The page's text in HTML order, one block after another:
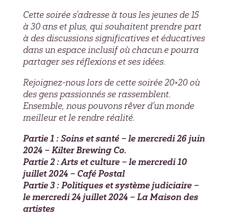
Cette soirée s’adresse à tous les jeunes de 15
à 30 ans et plus, qui souhaitent prendre part
à des discussions significatives et éducatives
dans un espace inclusif où chacun.e pourra
partager ses réflexions et ses idées.
Rejoignez-nous lors de cette soirée 20×20 où
des gens passionnés se rassemblent.
Ensemble, nous pouvons rêver d’un monde
meilleur et le rendre réalité.
Partie 1 : Soins et santé – le mercredi 26 juin
2024 – Kilter Brewing Co.
Partie 2 : Arts et culture – le mercredi 10
juillet 2024 – Café Postal
Partie 3 : Politiques et système judiciaire –
le mercredi 24 juillet 2024 – La Maison des
artistes